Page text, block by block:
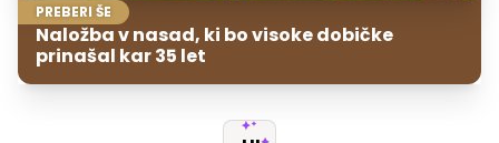
PREBERI ŠE
Naložba v nasad, ki bo visoke dobičke
prinašal kar 35 let